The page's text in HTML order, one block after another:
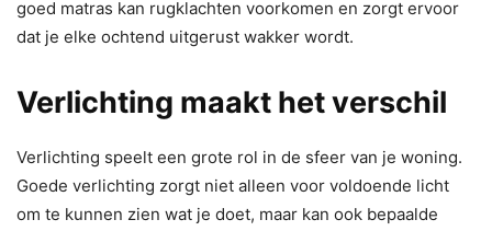
goed matras kan rugklachten voorkomen en zorgt ervoor
dat je elke ochtend uitgerust wakker wordt.
Verlichting maakt het verschil
Verlichting speelt een grote rol in de sfeer van je woning.
Goede verlichting zorgt niet alleen voor voldoende licht
om te kunnen zien wat je doet, maar kan ook bepaalde